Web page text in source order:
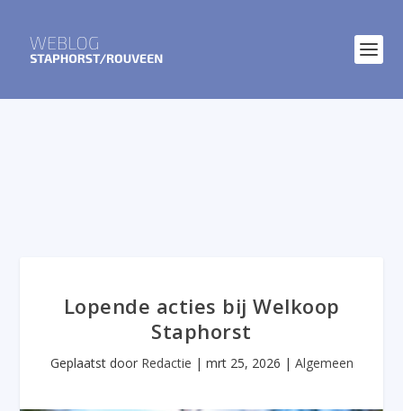
Lopende acties bij Welkoop
Staphorst
Geplaatst door Redactie | mrt 25, 2026 | Algemeen